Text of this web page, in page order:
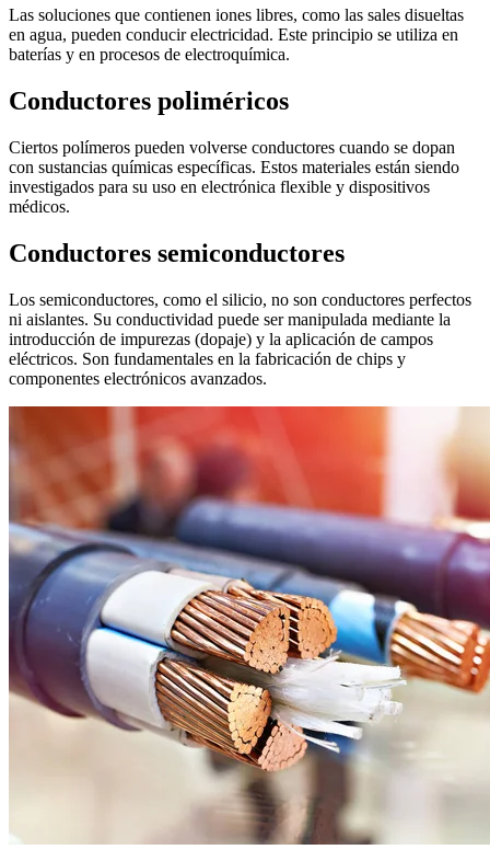
Las soluciones que contienen iones libres, como las sales disueltas
en agua, pueden conducir electricidad. Este principio se utiliza en
baterías y en procesos de electroquímica.
Conductores poliméricos
Ciertos polímeros pueden volverse conductores cuando se dopan
con sustancias químicas específicas. Estos materiales están siendo
investigados para su uso en electrónica flexible y dispositivos
médicos.
Conductores semiconductores
Los semiconductores, como el silicio, no son conductores perfectos
ni aislantes. Su conductividad puede ser manipulada mediante la
introducción de impurezas (dopaje) y la aplicación de campos
eléctricos. Son fundamentales en la fabricación de chips y
componentes electrónicos avanzados.